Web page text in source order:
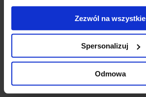
Zezwól na wszystkie
Spersonalizuj
Odmowa
Skontaktuj się z nami
Jones Lang LaSalle Sp. z o.o.